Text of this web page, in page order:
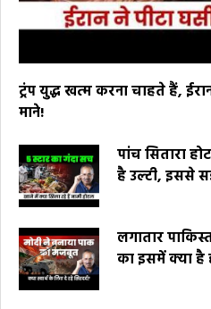
ट्रंप युद्ध खत्म करना चाहते हैं,
माने!
पांच सितारा
है उल्टी, इससे
लगातार
का इसमें क्या है